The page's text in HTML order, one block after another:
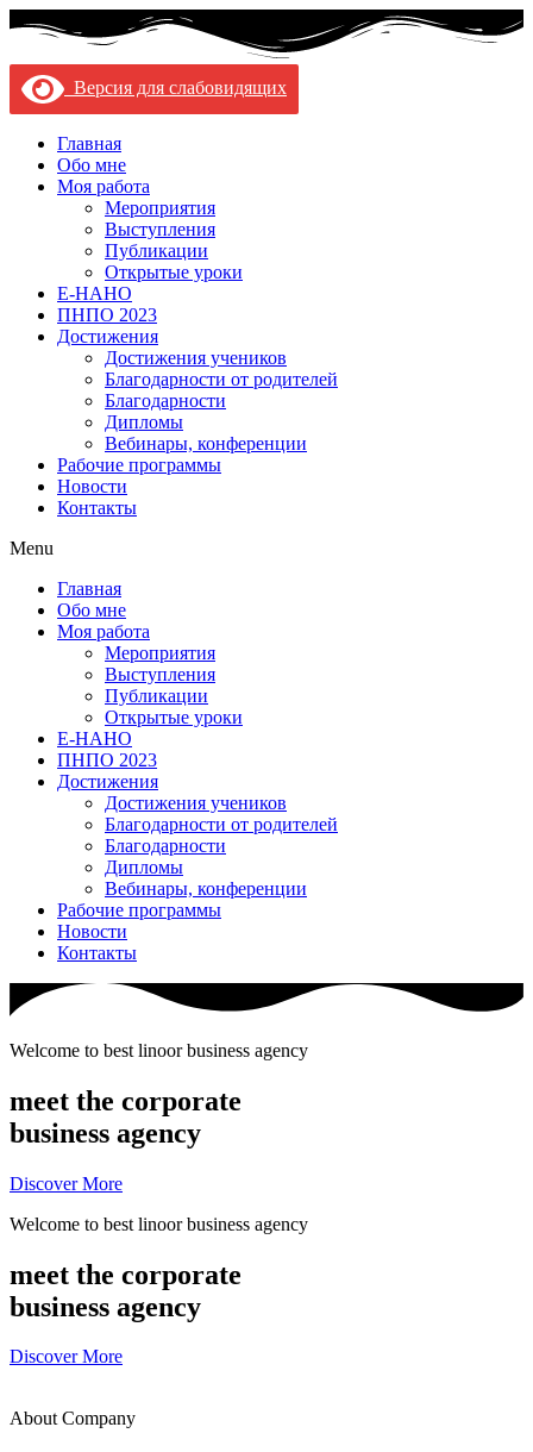
Версия для слабовидящих
Главная
Обо мне
Моя работа
Мероприятия
Выступления
Публикации
Открытые уроки
Е-НАНО
ПНПО 2023
Достижения
Достижения учеников
Благодарности от родителей
Благодарности
Дипломы
Вебинары, конференции
Рабочие программы
Новости
Контакты
Menu
Главная
Обо мне
Моя работа
Мероприятия
Выступления
Публикации
Открытые уроки
Е-НАНО
ПНПО 2023
Достижения
Достижения учеников
Благодарности от родителей
Благодарности
Дипломы
Вебинары, конференции
Рабочие программы
Новости
Контакты
Welcome to best linoor business agency
meet the corporate
business agency
Discover More
Welcome to best linoor business agency
meet the corporate
business agency
Discover More
About Company